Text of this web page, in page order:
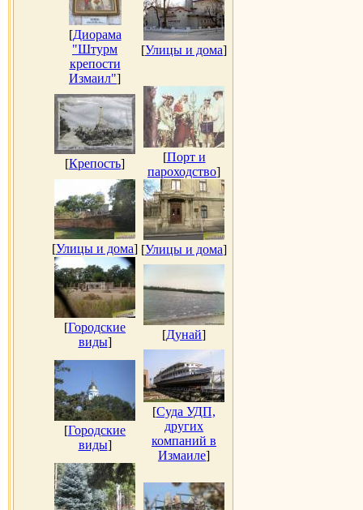
[Диорама
"Штурм
крепости
Измаил"]
[Улицы и дома]
[Крепость] [Порт и
пароходство]
[Улицы и дома] [Улицы и дома]
[Городские
виды]
[Дунай]
[Городские
виды]
[Суда УДП,
других
компаний в
Измаиле]